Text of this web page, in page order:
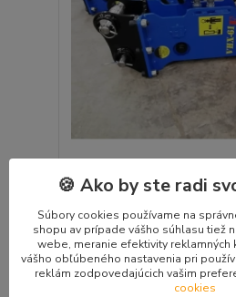
HYDRAULICKÉ KLADIVO
3 710 €/ks
3 016,26 €bez DPH
Pridať do
🍪 Ako by ste radi
Súbory cookies používame na
shopu av prípade vášho súhlasu tiež
webe, meranie efektivity reklamných
vášho obľúbeného nastavenia pri
reklám zodpovedajúcich vašim
cookies